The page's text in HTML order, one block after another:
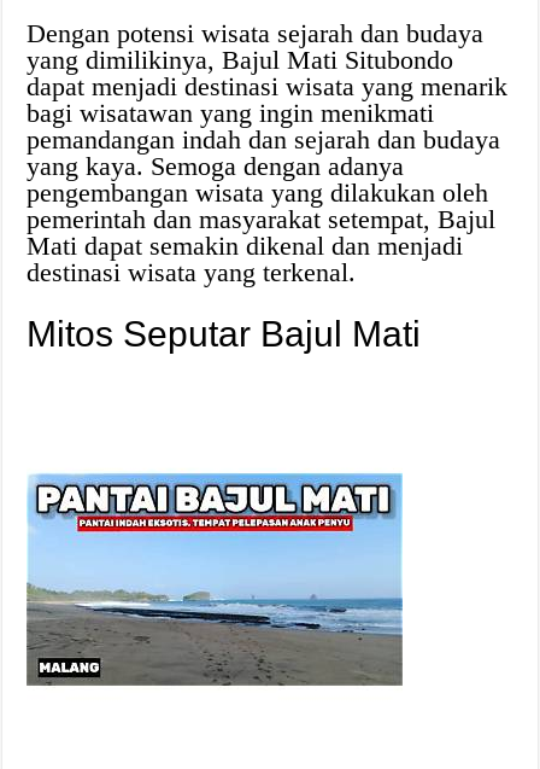
Dengan potensi wisata sejarah dan budaya
yang dimilikinya, Bajul Mati Situbondo
dapat menjadi destinasi wisata yang menarik
bagi wisatawan yang ingin menikmati
pemandangan indah dan sejarah dan budaya
yang kaya. Semoga dengan adanya
pengembangan wisata yang dilakukan oleh
pemerintah dan masyarakat setempat, Bajul
Mati dapat semakin dikenal dan menjadi
destinasi wisata yang terkenal.
Mitos Seputar Bajul Mati